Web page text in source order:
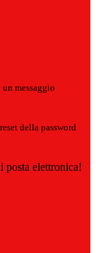
messaggio
della password
posta elettronica!